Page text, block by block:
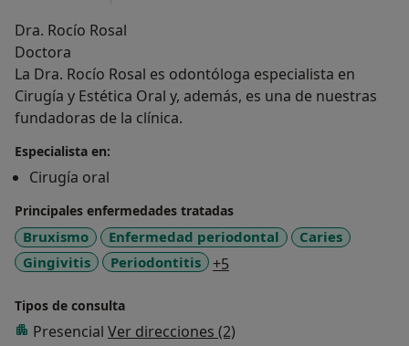
Dra. Rocío Rosal
Doctora
La Dra. Rocío Rosal es odontóloga especialista en
Cirugía y Estética Oral y, además, es una de nuestras
fundadoras de la clínica.
Especialista en:
Cirugía oral
Principales enfermedades tratadas
Bruxismo Enfermedad periodontal
Caries
Gingivitis
Periodontitis +5
Tipos de consulta
Presencial Ver direcciones (2)